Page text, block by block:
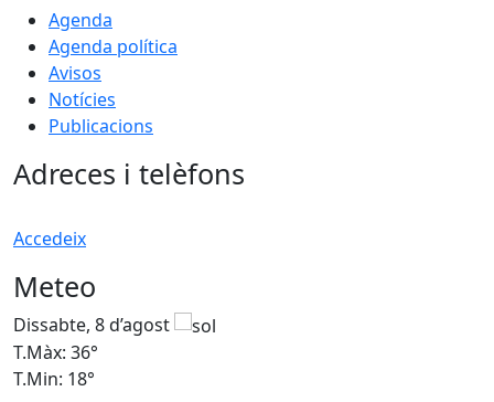
Agenda
Agenda política
Avisos
Notícies
Publicacions
Adreces i telèfons
Accedeix
Meteo
Dissabte, 8 d’agost
T.Màx: 36°
T.Min: 18°